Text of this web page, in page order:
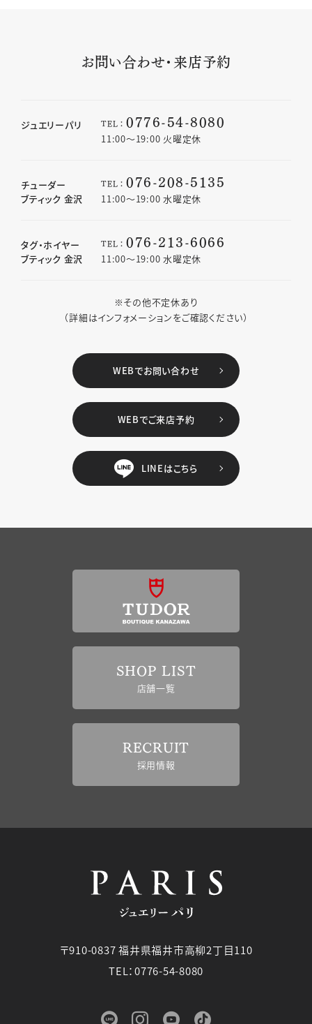
お問い合わせ・来店予約
ジュエリーパリ TEL： 0776-54-8080
11:00〜19:00 火曜定休
チューダー
ブティック 金沢
TEL： 076-208-5135
11:00〜19:00 水曜定休
タグ・ホイヤー
ブティック 金沢
TEL： 076-213-6066
11:00〜19:00 水曜定休
※その他不定休あり
（詳細はインフォメーションをご確認ください）
WEBでお問い合わせ
WEBでご来店予約
LINEはこちら
SHOP LIST
店舗一覧
RECRUIT
採用情報
〒910-0837 福井県福井市高柳2丁目110
TEL：0776-54-8080